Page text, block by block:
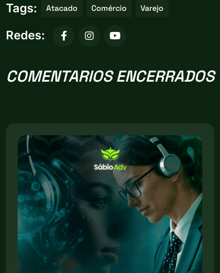
Tags: Atacado Comércio Varejo
Redes:
COMENTARIOS ENCERRADOS